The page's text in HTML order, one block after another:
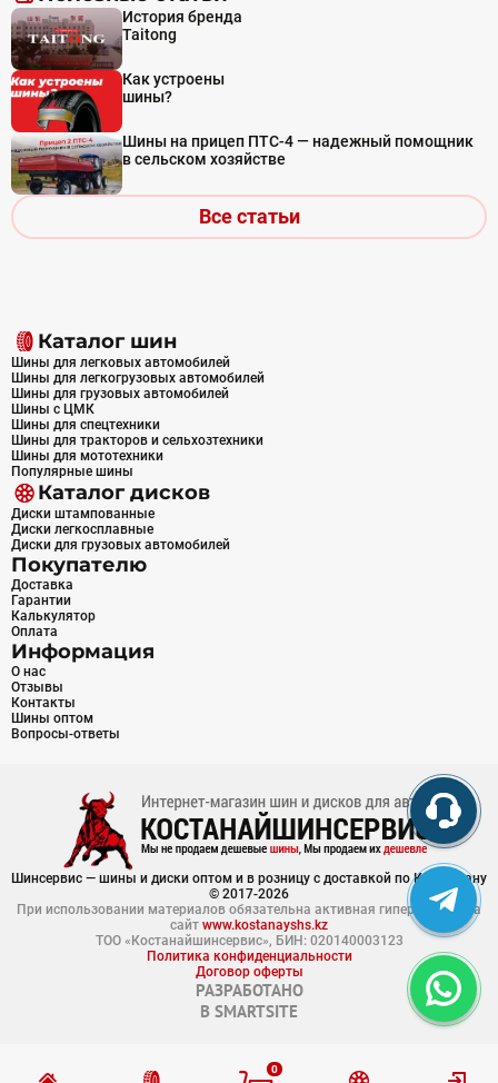
0
История бренда
Taitong
Как устроены
шины?
Шины на прицеп ПТС-4 — надежный помощник
в сельском хозяйстве
Все статьи
Каталог шин
Шины для легковых автомобилей
Шины для легкогрузовых автомобилей
Шины для грузовых автомобилей
Шины с ЦМК
Шины для спецтехники
Шины для тракторов и сельхозтехники
Шины для мототехники
Популярные шины
Каталог дисков
Диски штампованные
Диски легкосплавные
Диски для грузовых автомобилей
Покупателю
Доставка
Гарантии
Калькулятор
Оплата
Информация
О нас
Отзывы
Контакты
Шины оптом
Вопросы-ответы
Шинсервис — шины и диски оптом и в розницу с доставкой по Казахстану
© 2017-2026
При использовании материалов обязательна активная гиперссылка на
сайт www.kostanayshs.kz
ТОО «Костанайшинсервис», БИН: 020140003123
Политика конфиденциальности
Договор оферты
РАЗРАБОТАНО
В SMARTSITE